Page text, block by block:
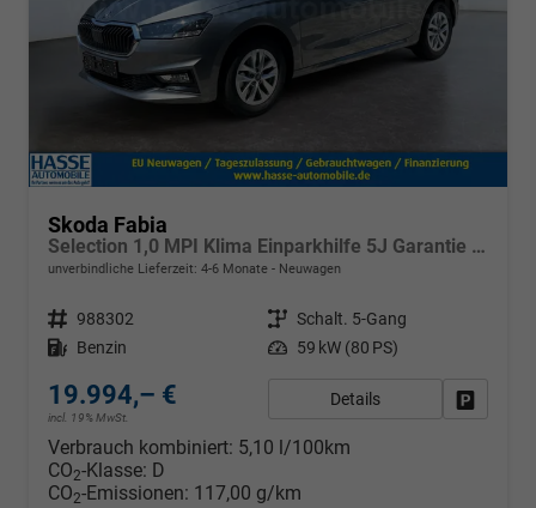
Skoda Fabia
Selection 1,0 MPI Klima Einparkhilfe 5J Garantie LED Apple Carplay Bluetooth
unverbindliche Lieferzeit: 4-6 Monate Neuwagen
Fahrzeugnr. 988302 Getriebe Schalt. 5-Gang
Kraftstoff Benzin Leistung 59 kW (80 PS)
19.994,– €
incl. 19% MwSt.
Details
Verbrauch kombiniert: 5,10 l/100km
CO2-Klasse: D
CO2-Emissionen: 117,00 g/km